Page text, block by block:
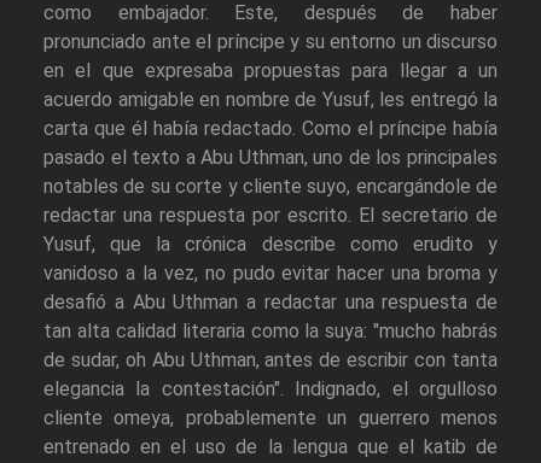
como embajador. Este, después de haber
pronunciado ante el príncipe y su entorno un discurso
en el que expresaba propuestas para llegar a un
acuerdo amigable en nombre de Yusuf, les entregó la
carta que él había redactado. Como el príncipe había
pasado el texto a Abu Uthman, uno de los principales
notables de su corte y cliente suyo, encargándole de
redactar una respuesta por escrito. El secretario de
Yusuf, que la crónica describe como erudito y
vanidoso a la vez, no pudo evitar hacer una broma y
desafió a Abu Uthman a redactar una respuesta de
tan alta calidad literaria como la suya: "mucho habrás
de sudar, oh Abu Uthman, antes de escribir con tanta
elegancia la contestación". Indignado, el orgulloso
cliente omeya, probablemente un guerrero menos
entrenado en el uso de la lengua que el katib de